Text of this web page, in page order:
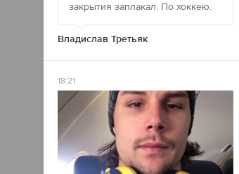
закрытия заплакал. По хоккею.
Владислав Третьяк
18:21